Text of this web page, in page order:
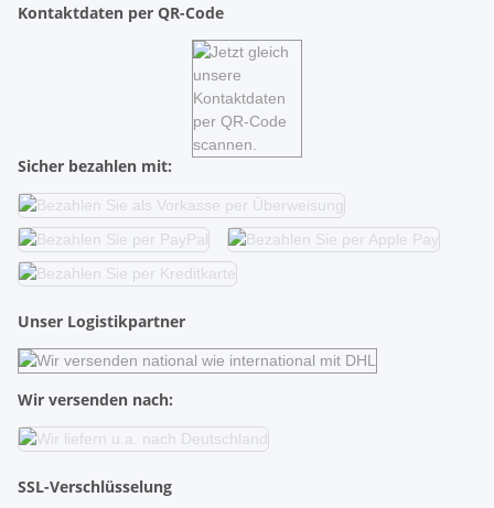
Kontaktdaten per QR-Code
Sicher bezahlen mit:
Unser Logistikpartner
Wir versenden nach:
SSL-Verschlüsselung